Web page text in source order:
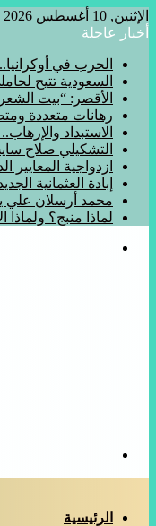
الإثنين, 10 أغسطس 2026
أخبار عاجلة
الحرب في
السعودية تتيح
الأقصر: “بيت
رهانات متعددة
الاستبداد
التشكيلي صلاح
ازدواجية المعايير
إبادة العثمانية
محمد أرسلان علي
لماذا منبج؟ ولماذا
الرئيسية